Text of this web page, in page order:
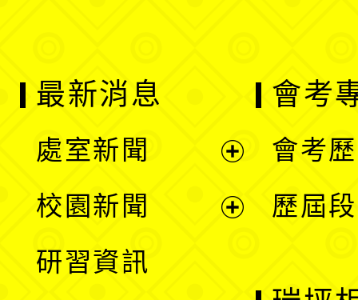
最新消息
處室新聞
校園新聞
研習資訊
會考
會考
歷屆